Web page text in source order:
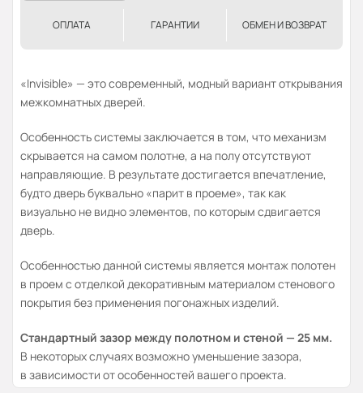
ОПЛАТА ГАРАНТИИ ОБМЕН И ВОЗВРАТ
«Invisible» — это современный, модный вариант открывания
межкомнатных дверей.
Особенность системы заключается в том, что механизм
скрывается на самом полотне, а на полу отсутствуют
направляющие. В результате достигается впечатление,
будто дверь буквально «парит в проеме», так как
визуально не видно элементов, по которым сдвигается
дверь.
Особенностью данной системы является монтаж полотен
в проем с отделкой декоративным материалом стенового
покрытия без применения погонажных изделий.
Стандартный зазор между полотном и стеной — 25 мм.
В некоторых случаях возможно уменьшение зазора,
в зависимости от особенностей вашего проекта.